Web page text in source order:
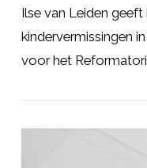
Ilse van Leiden geeft
kindervermissingen
voor het